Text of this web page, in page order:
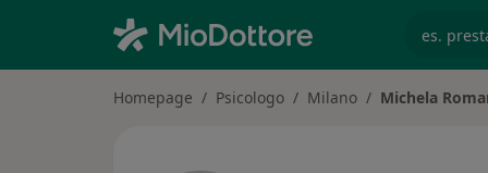
Homepage Psicologo Milano Michela